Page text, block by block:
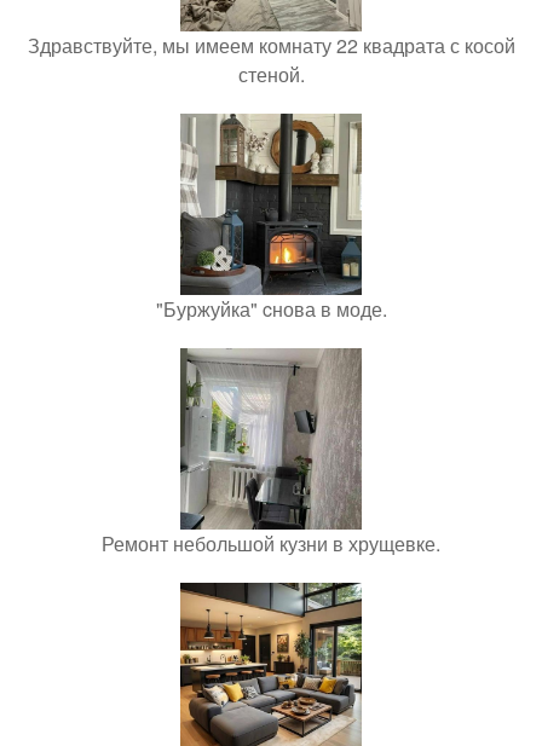
Здравствуйте, мы имеем комнату 22 квадрата с косой
стеной.
"Буржуйка" cнова в моде.
Ремонт небольшой кузни в хрущевке.